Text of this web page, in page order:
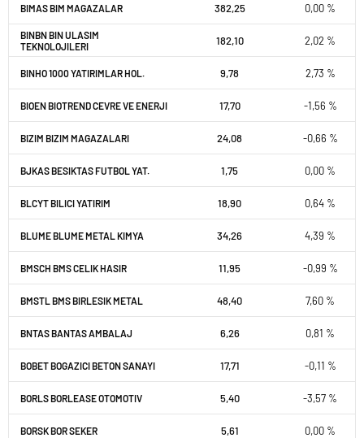
BIMAS BIM MAGAZALAR 382,25 0,00 %
BINBN BIN ULASIM
TEKNOLOJILERI
182,10 2,02 %
BINHO 1000 YATIRIMLAR HOL. 9,78 2,73 %
BIOEN BIOTREND CEVRE VE ENERJI 17,70 -1,56 %
BIZIM BIZIM MAGAZALARI 24,08 -0,66 %
BJKAS BESIKTAS FUTBOL YAT. 1,75 0,00 %
BLCYT BILICI YATIRIM 18,90 0,64 %
BLUME BLUME METAL KIMYA 34,26 4,39 %
BMSCH BMS CELIK HASIR 11,95 -0,99 %
BMSTL BMS BIRLESIK METAL 48,40 7,60 %
BNTAS BANTAS AMBALAJ 6,26 0,81 %
BOBET BOGAZICI BETON SANAYI 17,71 -0,11 %
BORLS BORLEASE OTOMOTIV 5,40 -3,57 %
BORSK BOR SEKER 5,61 0,00 %